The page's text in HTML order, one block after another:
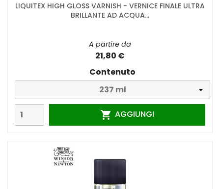
LIQUITEX HIGH GLOSS VARNISH - VERNICE FINALE ULTRA
BRILLANTE AD ACQUA...
A partire da
21,80 €
Contenuto
 AGGIUNGI